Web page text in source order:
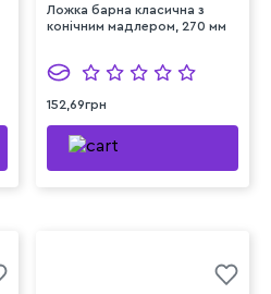
Ложка барна класична з
конічним мадлером, 270 мм
152,69грн